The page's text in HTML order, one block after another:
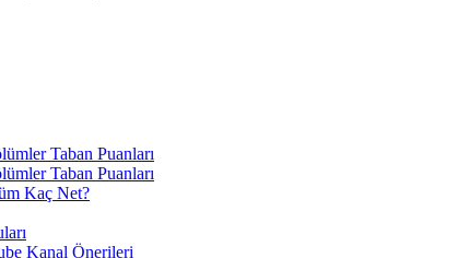
Taban Puanları
Taban Puanları
Kaç Net?
Kanal Önerileri